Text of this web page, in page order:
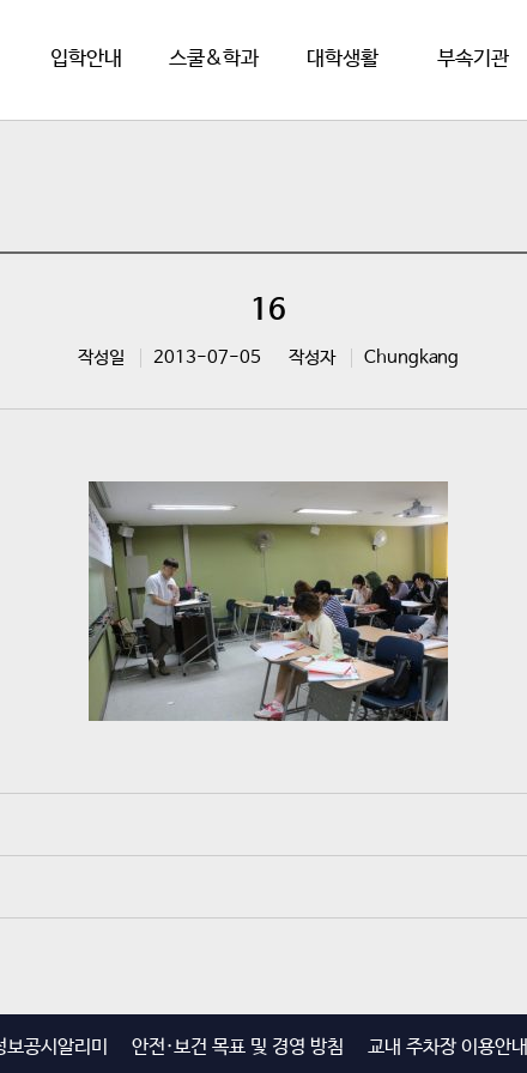
입학안내 스쿨&학과 대학생활 부속기관
16
작성일 2013-07-05 작성자 Chungkang
보공시알리미 안전·보건 목표 및 경영 방침 교내 주차장 이용안내